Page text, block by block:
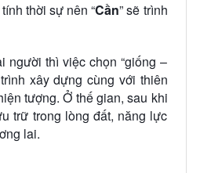
thời sự nên “Cần” sẽ trình
người thì việc chọn “giống –
xây dựng cùng với thiên
tượng. Ở thế gian, sau khi
trữ trong lòng đất, năng lực
lai.